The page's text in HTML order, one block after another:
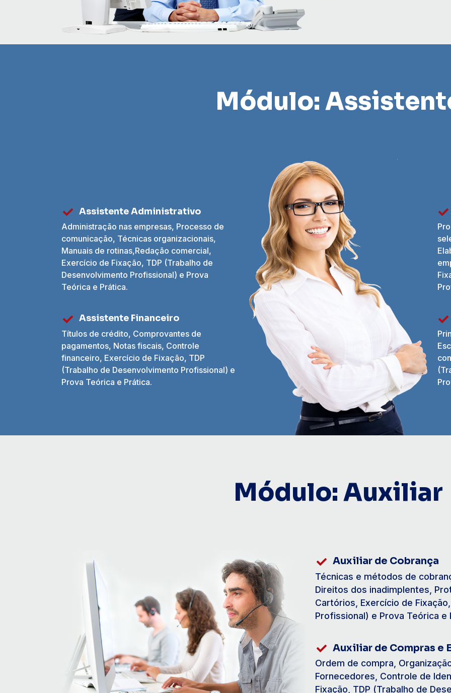
Módulo:
Assistente Administrativo
Administração nas empresas, Processo de
comunicação, Técnicas organizacionais,
Manuais de rotinas,Redação comercial,
Exercício de Fixação, TDP (Trabalho de
Desenvolvimento Profissional) e Prova
Teórica e Prática.
Assistente Financeiro
Títulos de crédito, Comprovantes de
pagamentos, Notas fiscais, Controle
financeiro, Exercício de Fixação, TDP
(Trabalho de Desenvolvimento Profissional) e
Prova Teórica e Prática.
Módulo: Auxiliar
Auxiliar de Cobrança
Técnicas e métodos de
Direitos dos inadimplentes,
Cartórios, Exercício de
Profissional) e Prova Teórica e
Auxiliar de Compras e
Ordem de compra,
Fornecedores, Controle de
Fixação, TDP (Trabalho de